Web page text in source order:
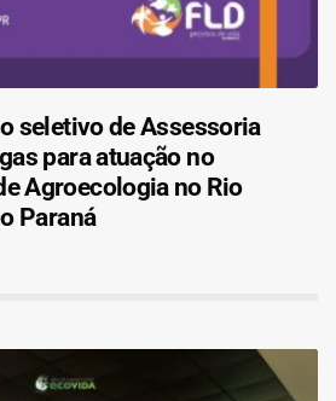
seletivo de Assessoria
para atuação no
Agroecologia no Rio
Paraná